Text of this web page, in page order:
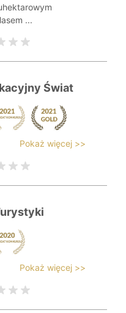
...
Świat
Pokaż więcej >>
Pokaż więcej >>